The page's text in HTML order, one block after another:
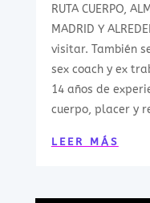
RUTA CUERPO,
MADRID Y
visitar. También
sex coach y ex
14 años de
cuerpo, placer y
LEER MÁS